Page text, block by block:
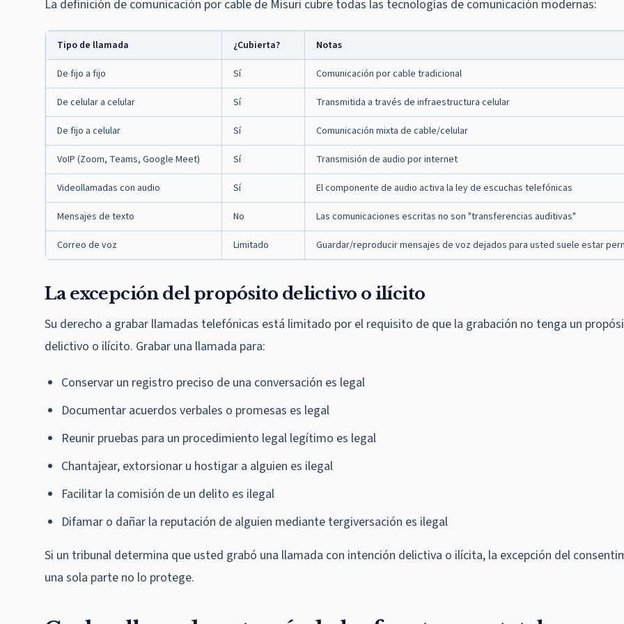
La definición de comunicación por cable de Misuri cubre todas las tecnologías de comunicación modernas:
Tipo de llamada ¿Cubierta? Notas
De fijo a fijo Sí Comunicación por cable tradicional
De celular a celular Sí Transmitida a través de infraestructura celular
De fijo a celular Sí Comunicación mixta de cable/celular
VoIP (Zoom, Teams, Google Meet) Sí Transmisión de audio por internet
Videollamadas con audio Sí El componente de audio activa la ley de escuchas telefónicas
Mensajes de texto No Las comunicaciones escritas no son "transferencias auditivas"
Correo de voz Limitado Guardar/reproducir mensajes de voz dejados para usted suele estar
La excepción del propósito delictivo o ilícito
Su derecho a grabar llamadas telefónicas está limitado por el requisito de que la grabación no tenga un
delictivo o ilícito. Grabar una llamada para:
Conservar un registro preciso de una conversación es legal
Documentar acuerdos verbales o promesas es legal
Reunir pruebas para un procedimiento legal legítimo es legal
Chantajear, extorsionar u hostigar a alguien es ilegal
Facilitar la comisión de un delito es ilegal
Difamar o dañar la reputación de alguien mediante tergiversación es ilegal
Si un tribunal determina que usted grabó una llamada con intención delictiva o ilícita, la excepción del
una sola parte no lo protege.